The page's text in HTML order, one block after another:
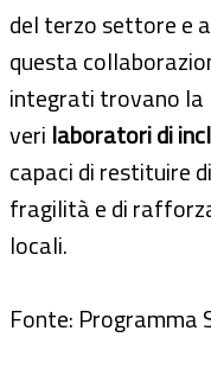
del terzo settore e
questa
integrati trovano
veri laboratori di
capaci di restituire
fragilità e di
locali.
Fonte: Programma